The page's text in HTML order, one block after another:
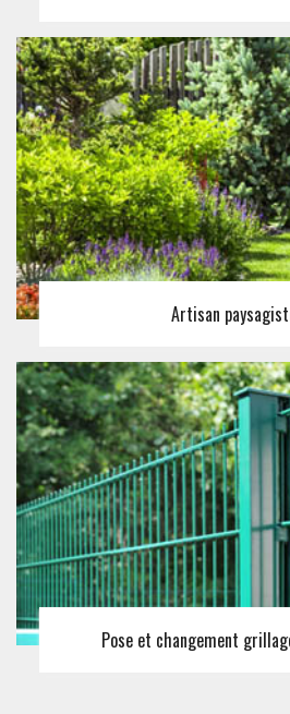
Artisan
Pose et changement